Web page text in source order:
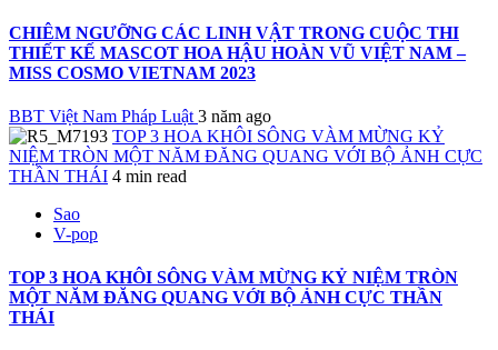
CHIÊM NGƯỠNG CÁC LINH VẬT TRONG CUỘC THI
THIẾT KẾ MASCOT HOA HẬU HOÀN VŨ VIỆT NAM –
MISS COSMO VIETNAM 2023
BBT Việt Nam Pháp Luật 3 năm ago
TOP 3 HOA KHÔI SÔNG VÀM MỪNG KỶ
NIỆM TRÒN MỘT NĂM ĐĂNG QUANG VỚI BỘ ẢNH CỰC
THẦN THÁI 4 min read
Sao
V-pop
TOP 3 HOA KHÔI SÔNG VÀM MỪNG KỶ NIỆM TRÒN
MỘT NĂM ĐĂNG QUANG VỚI BỘ ẢNH CỰC THẦN
THÁI